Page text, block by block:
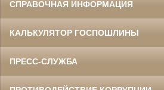
СПРАВОЧНАЯ ИНФОРМАЦИЯ
КАЛЬКУЛЯТОР ГОСПОШЛИНЫ
ПРЕСС-СЛУЖБА